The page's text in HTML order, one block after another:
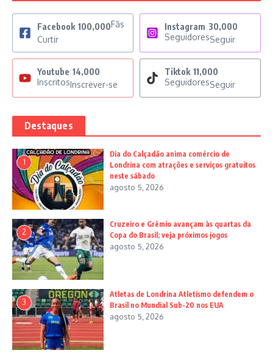
Facebook 100,000Fãs
Curtir
Instagram 30,000
SeguidoresSeguir
Youtube 14,000
Inscritos Inscrever-se
Tiktok 11,000
SeguidoresSeguir
Destaques
1
Dia do Calçadão anima comércio de
Londrina com atrações e serviços gratuitos
neste sábado
agosto 5, 2026
2
Cruzeiro e Grêmio avançam às quartas da
Copa do Brasil; veja próximos jogos
agosto 5, 2026
3
Atletas de Londrina Atletismo defendem o
Brasil no Mundial Sub-20 nos EUA
agosto 5, 2026